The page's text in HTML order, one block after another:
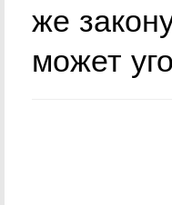
же
может